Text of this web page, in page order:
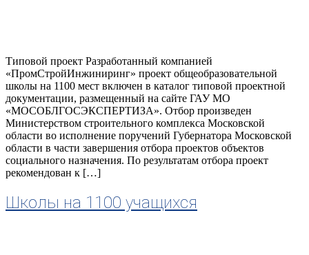
Типовой проект Разработанный компанией
«ПромСтройИнжиниринг» проект общеобразовательной
школы на 1100 мест включен в каталог типовой проектной
документации, размещенный на сайте ГАУ МО
«МОСОБЛГОСЭКСПЕРТИЗА». Отбор произведен
Министерством строительного комплекса Московской
области во исполнение поручений Губернатора Московской
области в части завершения отбора проектов объектов
социального назначения. По результатам отбора проект
рекомендован к […]
Школы на 1100 учащихся